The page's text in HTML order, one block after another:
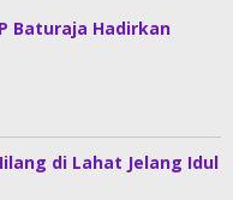
Baturaja Hadirkan
di Lahat Jelang Idul